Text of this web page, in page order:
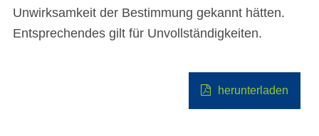
Unwirksamkeit der Bestimmung gekannt hätten.
Entsprechendes gilt für Unvollständigkeiten.
herunterladen